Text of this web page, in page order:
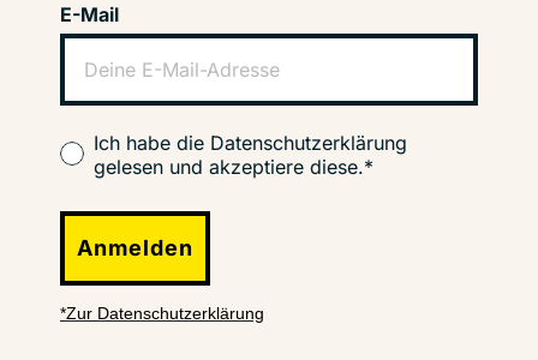
E-Mail
Ich habe die Datenschutzerklärung
gelesen und akzeptiere diese.*
Anmelden
*Zur Datenschutzerklärung